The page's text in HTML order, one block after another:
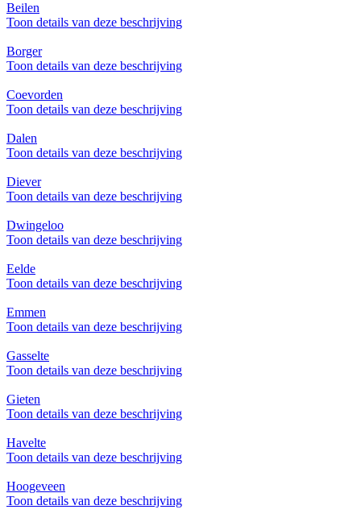
Beilen
Toon details van deze beschrijving
Borger
Toon details van deze beschrijving
Coevorden
Toon details van deze beschrijving
Dalen
Toon details van deze beschrijving
Diever
Toon details van deze beschrijving
Dwingeloo
Toon details van deze beschrijving
Eelde
Toon details van deze beschrijving
Emmen
Toon details van deze beschrijving
Gasselte
Toon details van deze beschrijving
Gieten
Toon details van deze beschrijving
Havelte
Toon details van deze beschrijving
Hoogeveen
Toon details van deze beschrijving